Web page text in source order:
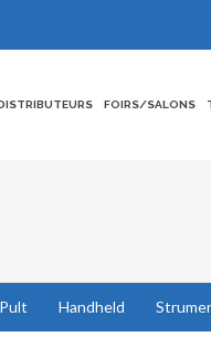
FOIRS/SALONS
Pult Handheld